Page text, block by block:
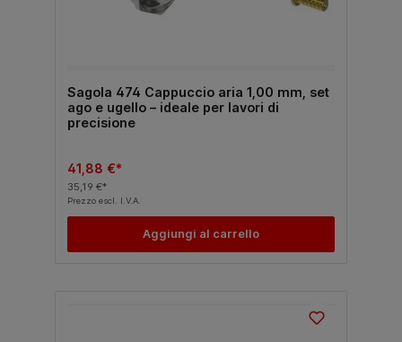
Sagola 474 Cappuccio aria 1,00 mm, set
ago e ugello – ideale per lavori di
precisione
41,88 €*
35,19 €*
Prezzo escl. I.V.A.
Aggiungi al carrello